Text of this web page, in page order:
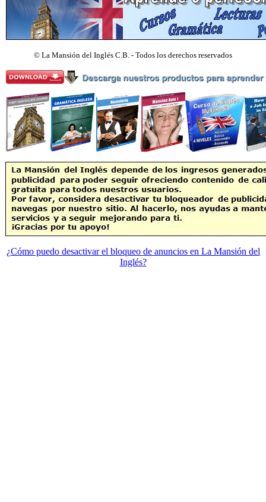
© La Mansión del Inglés C.B. - Todos los derechos reservados
¿Cómo puedo desactivar el bloqueo de anuncios en La Mansión del
Inglés?